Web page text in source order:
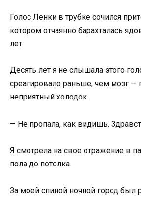
Голос Ленки в трубке сочился
котором отчаянно барахталась
лет.
Десять лет я не слышала этого
среагировало раньше, чем мозг —
неприятный холодок.
— Не пропала, как видишь.
Я смотрела на свое отражение в
пола до потолка.
За моей спиной ночной город был